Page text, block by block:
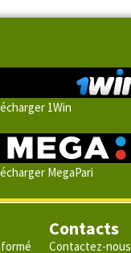
1Win
MegaPari
Contacts
Contactez-nous